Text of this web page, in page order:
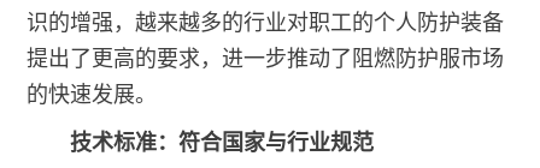
识的增强，越来越多的行业对职工的个人防护装备
提出了更高的要求，进一步推动了阻燃防护服市场
的快速发展。
技术标准：符合国家与行业规范